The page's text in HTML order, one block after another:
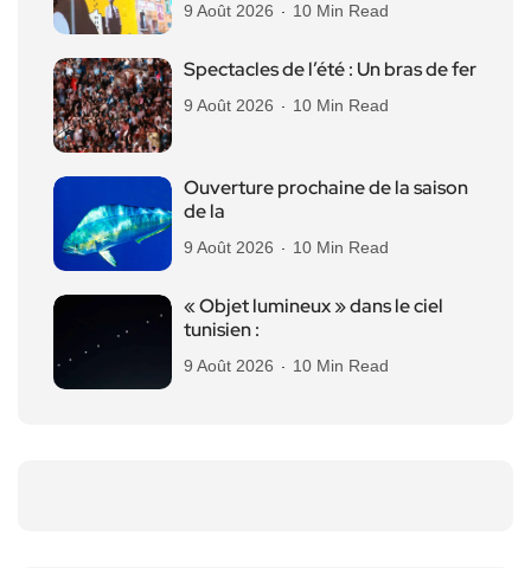
9 Août 2026 10 Min Read
Spectacles de l’été : Un bras de fer
9 Août 2026 10 Min Read
Ouverture prochaine de la saison
de la
9 Août 2026 10 Min Read
« Objet lumineux » dans le ciel
tunisien :
9 Août 2026 10 Min Read